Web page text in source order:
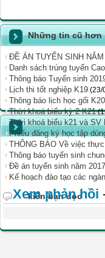
Những tin cũ hơn
ĐỀ ÁN TUYỂN SINH NĂM
Danh sách trúng tuyển
Thông báo Tuyển sinh
Lịch thi tốt nghiệp K19 (23/
Thông báo lịch học gối
Thời khoá biểu kỳ 2 K21
Thời khoá biểu k21 và SV
Phiếu đăng ký học tập
THÔNG BÁO Về việc
Thông báo tuyển sinh
Đề án tuyển sinh năm 2017
Kế hoạch đào tạo các
kiến bạn đọc
Xem phản hồi